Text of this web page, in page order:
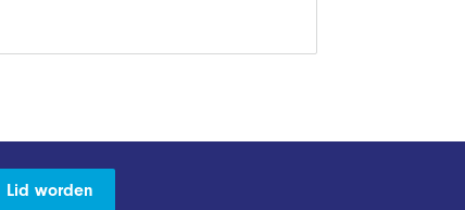
Lid worden